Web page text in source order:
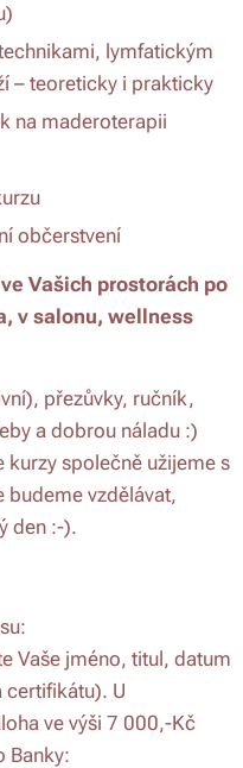
lymfatickým
– teoreticky i prakticky
na maderoterapii
občerstvení
Vašich prostorách po
v salonu, wellness
přezůvky, ručník,
a dobrou náladu :)
kurzy společně užijeme s
budeme vzdělávat,
den :-).
Vaše jméno, titul, datum
certifikátu). U
ve výši 7 000,-Kč
Banky: